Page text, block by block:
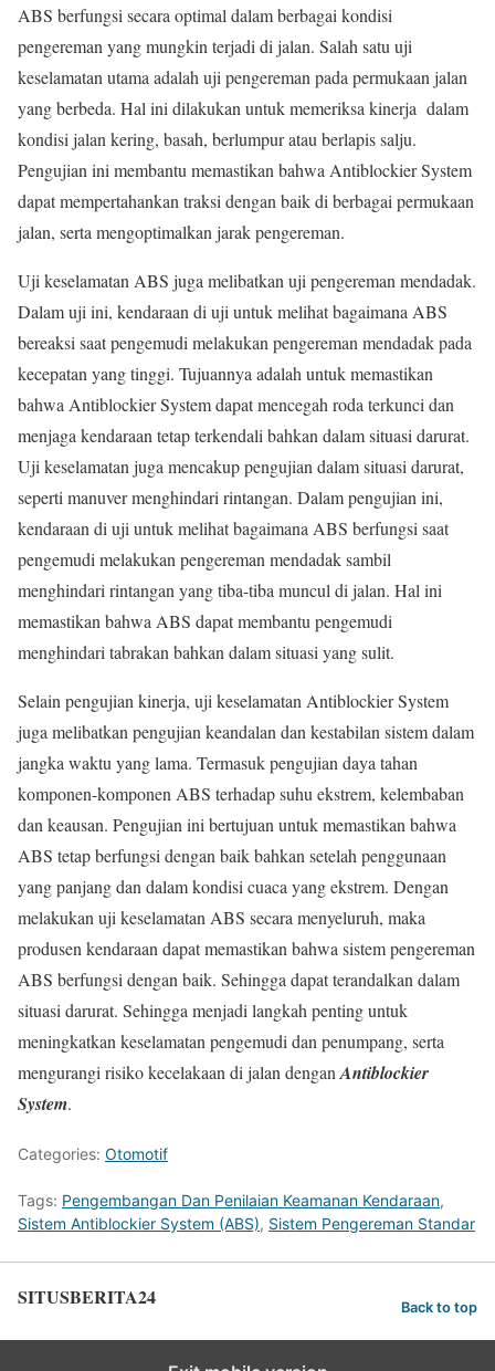
ABS berfungsi secara optimal dalam berbagai kondisi
pengereman yang mungkin terjadi di jalan. Salah satu uji
keselamatan utama adalah uji pengereman pada permukaan jalan
yang berbeda. Hal ini dilakukan untuk memeriksa kinerja dalam
kondisi jalan kering, basah, berlumpur atau berlapis salju.
Pengujian ini membantu memastikan bahwa Antiblockier System
dapat mempertahankan traksi dengan baik di berbagai permukaan
jalan, serta mengoptimalkan jarak pengereman.
Uji keselamatan ABS juga melibatkan uji pengereman mendadak.
Dalam uji ini, kendaraan di uji untuk melihat bagaimana ABS
bereaksi saat pengemudi melakukan pengereman mendadak pada
kecepatan yang tinggi. Tujuannya adalah untuk memastikan
bahwa Antiblockier System dapat mencegah roda terkunci dan
menjaga kendaraan tetap terkendali bahkan dalam situasi darurat.
Uji keselamatan juga mencakup pengujian dalam situasi darurat,
seperti manuver menghindari rintangan. Dalam pengujian ini,
kendaraan di uji untuk melihat bagaimana ABS berfungsi saat
pengemudi melakukan pengereman mendadak sambil
menghindari rintangan yang tiba-tiba muncul di jalan. Hal ini
memastikan bahwa ABS dapat membantu pengemudi
menghindari tabrakan bahkan dalam situasi yang sulit.
Selain pengujian kinerja, uji keselamatan Antiblockier System
juga melibatkan pengujian keandalan dan kestabilan sistem dalam
jangka waktu yang lama. Termasuk pengujian daya tahan
komponen-komponen ABS terhadap suhu ekstrem, kelembaban
dan keausan. Pengujian ini bertujuan untuk memastikan bahwa
ABS tetap berfungsi dengan baik bahkan setelah penggunaan
yang panjang dan dalam kondisi cuaca yang ekstrem. Dengan
melakukan uji keselamatan ABS secara menyeluruh, maka
produsen kendaraan dapat memastikan bahwa sistem pengereman
ABS berfungsi dengan baik. Sehingga dapat terandalkan dalam
situasi darurat. Sehingga menjadi langkah penting untuk
meningkatkan keselamatan pengemudi dan penumpang, serta
mengurangi risiko kecelakaan di jalan dengan Antiblockier
System.
Categories: Otomotif
Tags: Pengembangan Dan Penilaian Keamanan Kendaraan,
Sistem Antiblockier System (ABS), Sistem Pengereman Standar
SITUSBERITA24 Back to top